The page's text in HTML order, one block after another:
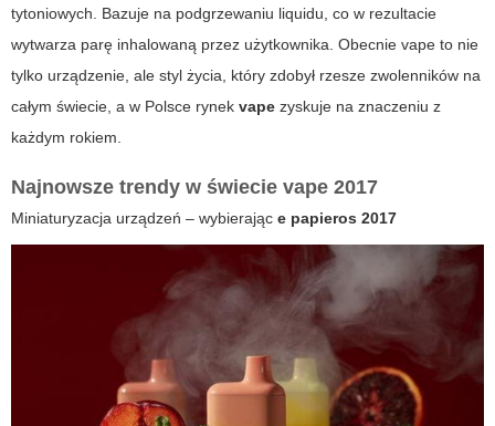
tytoniowych. Bazuje na podgrzewaniu liquidu, co w rezultacie
wytwarza parę inhalowaną przez użytkownika. Obecnie vape to nie
tylko urządzenie, ale styl życia, który zdobył rzesze zwolenników na
całym świecie, a w Polsce rynek vape zyskuje na znaczeniu z
każdym rokiem.
Najnowsze trendy w świecie vape 2017
Miniaturyzacja urządzeń – wybierając e papieros 2017